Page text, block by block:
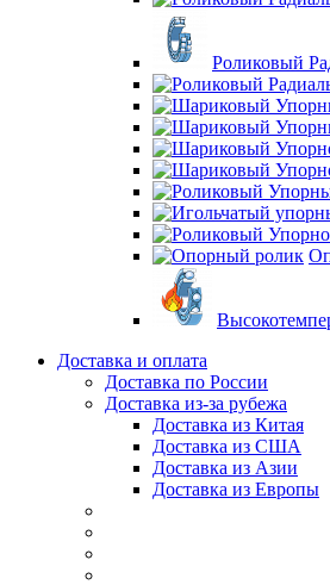
Роликовый
Доставка и оплата
Доставка по России
Доставка из-за рубежа
Доставка из Китая
Доставка из США
Доставка из Азии
Доставка из Европы